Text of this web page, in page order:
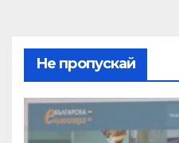
Не пропускай